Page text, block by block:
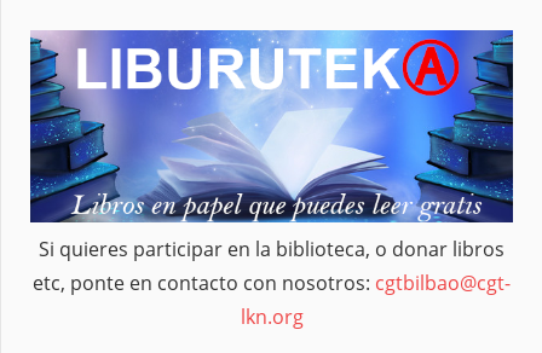
Si quieres participar en la biblioteca, o donar libros
etc, ponte en contacto con nosotros: cgtbilbao@cgt-
lkn.org